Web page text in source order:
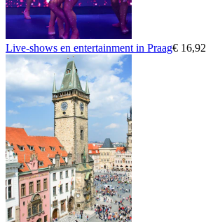
Live-shows en entertainment in Praag€ 16,92